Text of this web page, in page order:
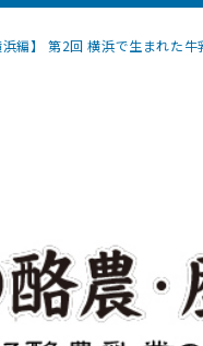
浜編】 第2回 横浜で生まれた牛